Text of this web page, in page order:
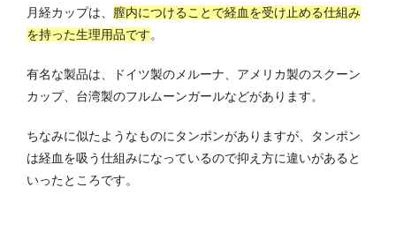
月経カップは、 膣内につけることで経血を受け止める仕組み
を持った生理用品です。
有名な製品は、ドイツ製のメルーナ、アメリカ製のスクーン
カップ、台湾製のフルムーンガールなどがあります。
ちなみに似たようなものにタンポンがありますが、タンポン
は経血を吸う仕組みになっているので抑え方に違いがあると
いったところです。